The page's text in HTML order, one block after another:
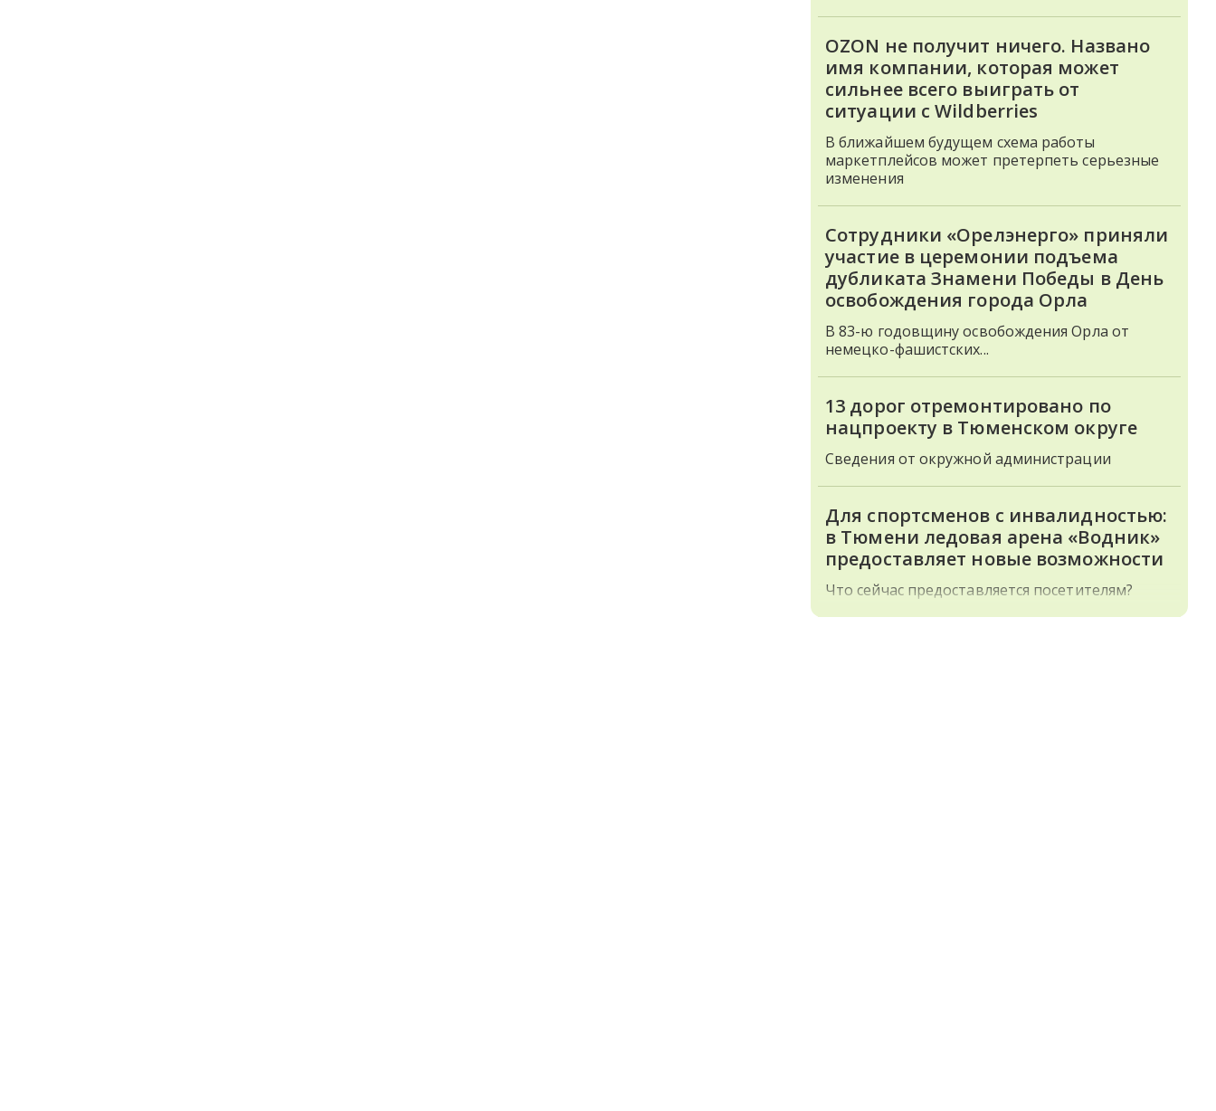
OZON не получит ничего. Названо
имя компании, которая может
сильнее всего выиграть от
ситуации с Wildberries
В ближайшем будущем схема работы
маркетплейсов может претерпеть серьезные
изменения
Сотрудники «Орелэнерго» приняли
участие в церемонии подъема
дубликата Знамени Победы в День
освобождения города Орла
В 83-ю годовщину освобождения Орла от
немецко-фашистских...
13 дорог отремонтировано по
нацпроекту в Тюменском округе
Сведения от окружной администрации
Для спортсменов с инвалидностью:
в Тюмени ледовая арена «Водник»
предоставляет новые возможности
Что сейчас предоставляется посетителям?